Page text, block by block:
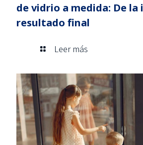
de vidrio a medida: De la
resultado final
Leer más